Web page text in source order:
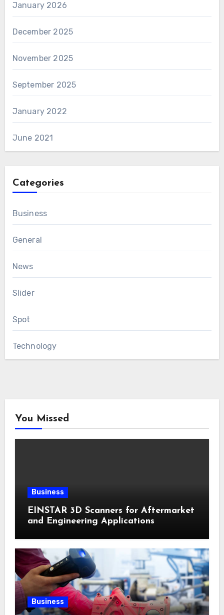
January 2026
December 2025
November 2025
September 2025
January 2022
June 2021
Categories
Business
General
News
Slider
Spot
Technology
You Missed
Business
EINSTAR 3D Scanners for Aftermarket
and Engineering Applications
Business